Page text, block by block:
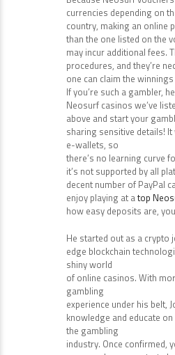
currencies depending on
country, making an online
than the one listed on the
may incur additional fees.
procedures, and they’re
one can claim the
If you’re such a gambler,
Neosurf casinos we’ve
above and start your
sharing sensitive details!
e-wallets, so
there’s no learning curve
it’s not supported by all
decent number of PayPal
enjoy playing at atop
how easy deposits are,
He started out as a
edge blockchain
shiny world
of online casinos. With
gambling
experience under his belt,
knowledge and educate
the gambling
industry. Once confirmed,